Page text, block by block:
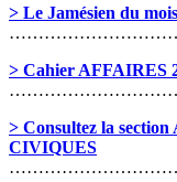
> Le Jamésien du mois
> Cahier AFFAIRES
> Consultez la
CIVIQUES